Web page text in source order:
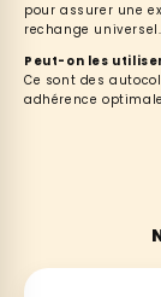
pour assurer une
rechange universel.
Peut-on les
Ce sont des
adhérence optimale.